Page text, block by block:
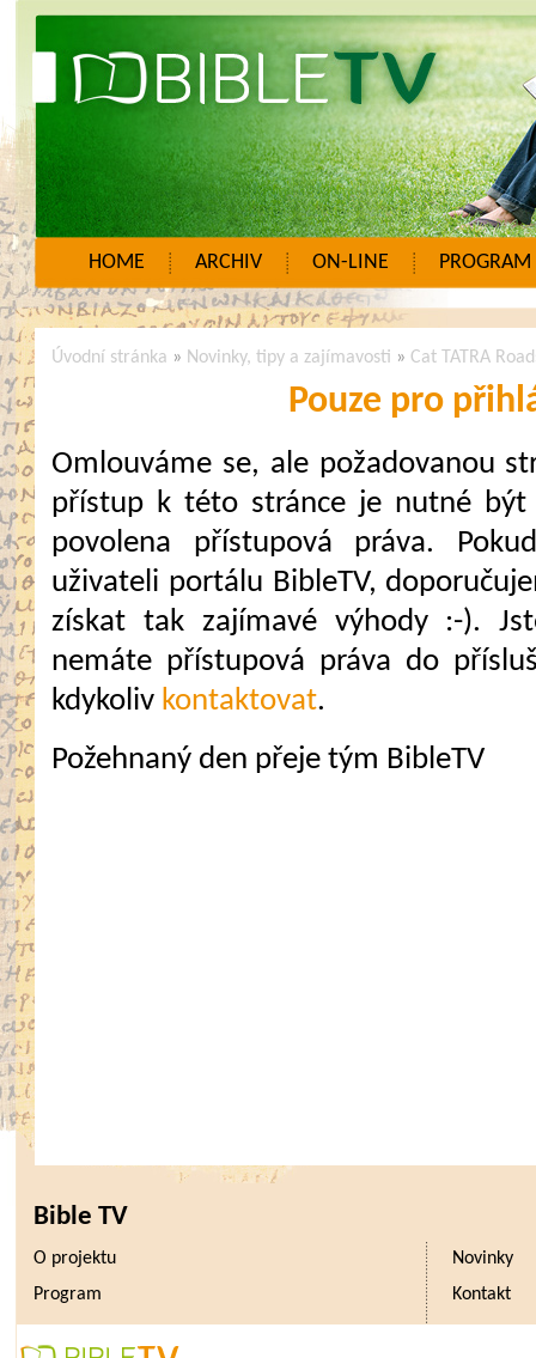
HOME ARCHIV ON-LINE PROGRAM
Úvodní stránka » Novinky, tipy a zajímavosti » Cat TATRA
Pouze pro
Omlouváme se, ale požadovanou
přístup k této stránce je nutné
povolena přístupová práva.
uživateli portálu BibleTV,
získat tak zajímavé výhody :-).
nemáte přístupová práva do
kdykoliv kontaktovat.
Požehnaný den přeje tým BibleTV
Bible TV
O projektu
Novinky
Program
Kontakt